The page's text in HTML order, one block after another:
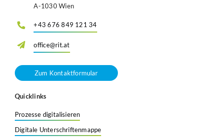
A-1030 Wien
+43 676 849 121 34
office@rit.at
Zum Kontaktformular
Quicklinks
Prozesse digitalisieren
Digitale Unterschriftenmappe